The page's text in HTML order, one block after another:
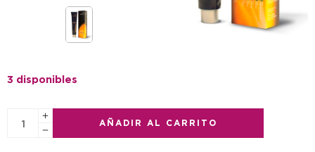
3 disponibles
AÑADIR AL CARRITO